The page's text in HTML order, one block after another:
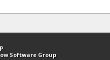
en haut Version bas-débit
.
Software Group.